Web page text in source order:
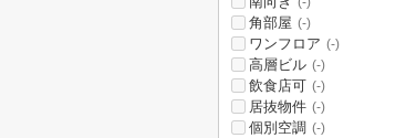
角部屋 (-)
ワンフロア (-)
高層ビル (-)
飲食店可 (-)
居抜物件 (-)
個別空調 (-)